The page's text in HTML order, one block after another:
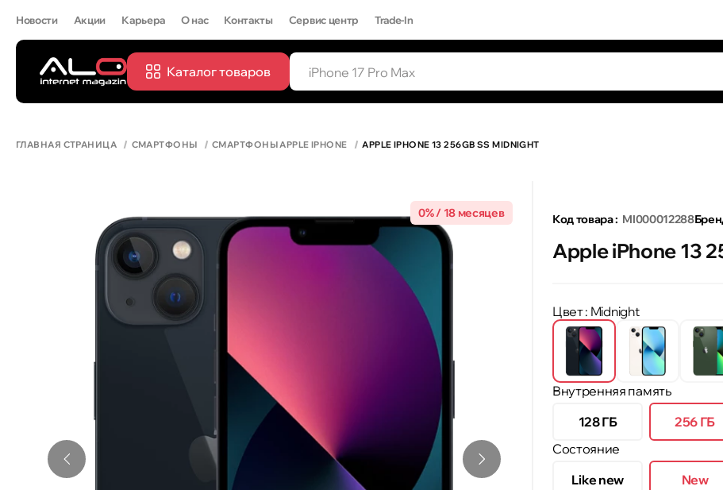
Новости Акции Карьера О нас Контакты Сервис центр Trade-In
Каталог товаров
ГЛАВНАЯ СТРАНИЦА СМАРТФОНЫ СМАРТФОНЫ APPLE IPHONE APPLE IPHONE 13 256GB SS MIDNIGHT
0% / 18 месяцев Код товара : MI000012288
Apple iPhone 13
Цвет: Midnight
Внутренняя память
128 ГБ
256 ГБ
Состояние
Like new
New